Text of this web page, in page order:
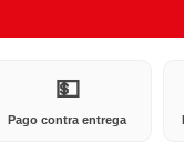
💵
Pago contra entrega